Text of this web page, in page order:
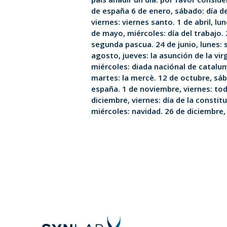
de españa 6 de enero, sábado: día
viernes: viernes santo. 1 de abril,
de mayo, miércoles: día del trabajo.
segunda pascua. 24 de junio, lunes:
agosto, jueves: la asunción de la
miércoles: diada naciónal de
martes: la mercè. 12 de octubre,
españa. 1 de noviembre, viernes:
diciembre, viernes: día de la
miércoles: navidad. 26 de